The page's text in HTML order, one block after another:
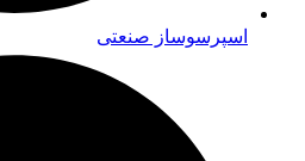
اسپرسوساز صنعتی